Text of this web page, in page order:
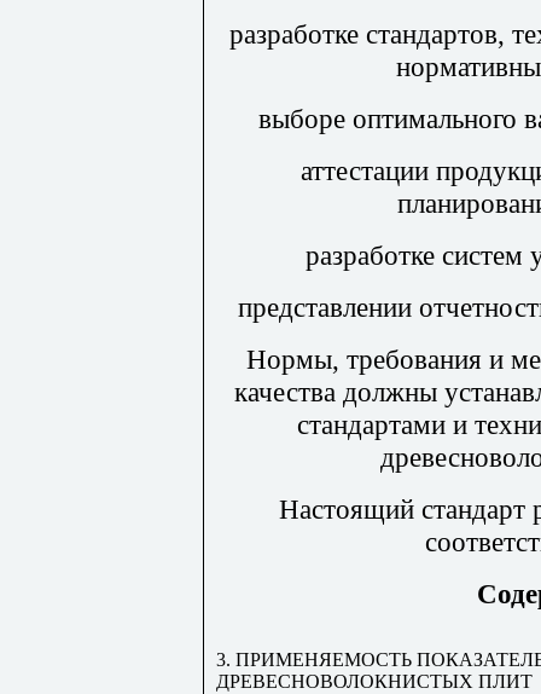
разработке стандартов,
выборе оптимального
аттестации
разработке систем
представлении
Нормы, требования и
качества должны
стандартами и
Настоящий стандарт
3. ПРИМЕНЯЕМОСТЬ
ДРЕВЕСНОВОЛОКНИСТЫХ ПЛИТ